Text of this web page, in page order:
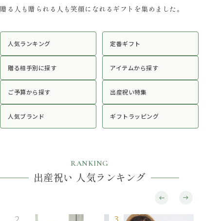
贈る人も贈られる人も笑顔になれるギフトを集めました。
人気ランキング 定番ギフト
贈る相手別に探す アイテムから探す
ご予算から探す 出産祝い特集
人気ブランド ギフトラッピング
RANKING
出産祝い 人気ランキング